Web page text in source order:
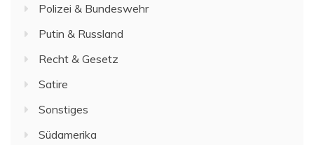
Polizei & Bundeswehr
Putin & Russland
Recht & Gesetz
Satire
Sonstiges
Südamerika